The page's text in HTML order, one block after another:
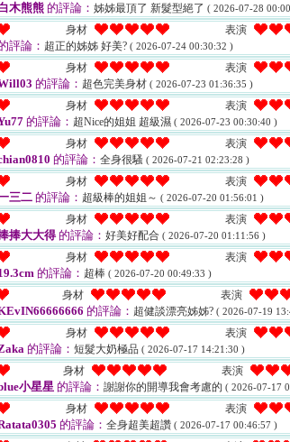
木熊熊 的評論： 姊姊最頂了 新髮型絕了 ( 2026-07-28
身材 表演
評論： 超正的姊姊 好美? ( 2026-07-24 00:30:32 )
身材 表演
的評論： 超色完美身材 ( 2026-07-23 01:36:35 )
身材 表演
的評論： 超Nice的姐姐 超級濕 ( 2026-07-23 00:30:40 )
身材 表演
的評論： 全身很騷 ( 2026-07-21 02:23:28 )
身材 表演
三二 的評論： 超級棒的姐姐～ ( 2026-07-20 01:56:01 )
身材 表演
捧大大得的評論： 好美好配合 ( 2026-07-20 01:11:56 )
身材 表演
的評論： 超棒 ( 2026-07-20 00:49:33 )
身材 表演
的評論： 超健談漂亮姊姊? ( 2026-07-19
身材 表演
的評論： 短髮大奶極品 ( 2026-07-17 14:21:30 )
身材 表演
小星星 的評論： 謝謝你的開導我會考慮的 ( 2026-07-17
身材 表演
的評論： 全身超美超讚 ( 2026-07-17 00:46:57 )